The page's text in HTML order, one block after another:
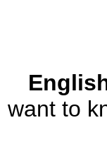
want to